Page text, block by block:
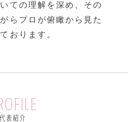
ての理解を深め、 その
らプロが俯瞰から見た
おります。
代表紹介